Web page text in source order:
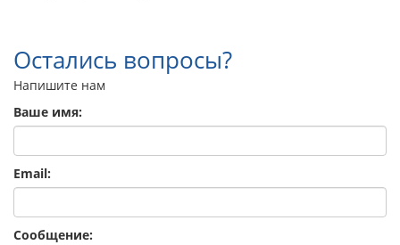
Остались вопросы?
Напишите нам
Ваше имя:
Email:
Сообщение: